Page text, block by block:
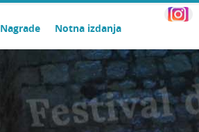
Nagrade Notna izdanja